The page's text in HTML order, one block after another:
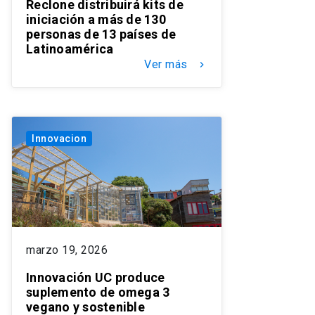
Reclone distribuirá kits de
iniciación a más de 130
personas de 13 países de
Latinoamérica
Ver más keyboard_arrow_right
Innovacion
marzo 19, 2026
Innovación UC produce
suplemento de omega 3
vegano y sostenible